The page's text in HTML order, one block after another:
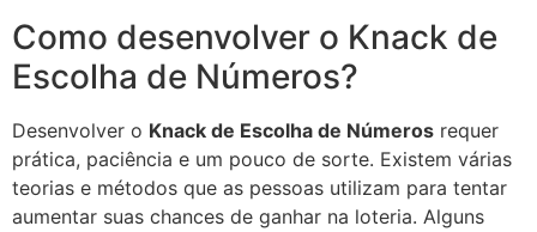
Como desenvolver o Knack de
Escolha de Números?
Desenvolver o Knack de Escolha de Números requer
prática, paciência e um pouco de sorte. Existem várias
teorias e métodos que as pessoas utilizam para tentar
aumentar suas chances de ganhar na loteria. Alguns